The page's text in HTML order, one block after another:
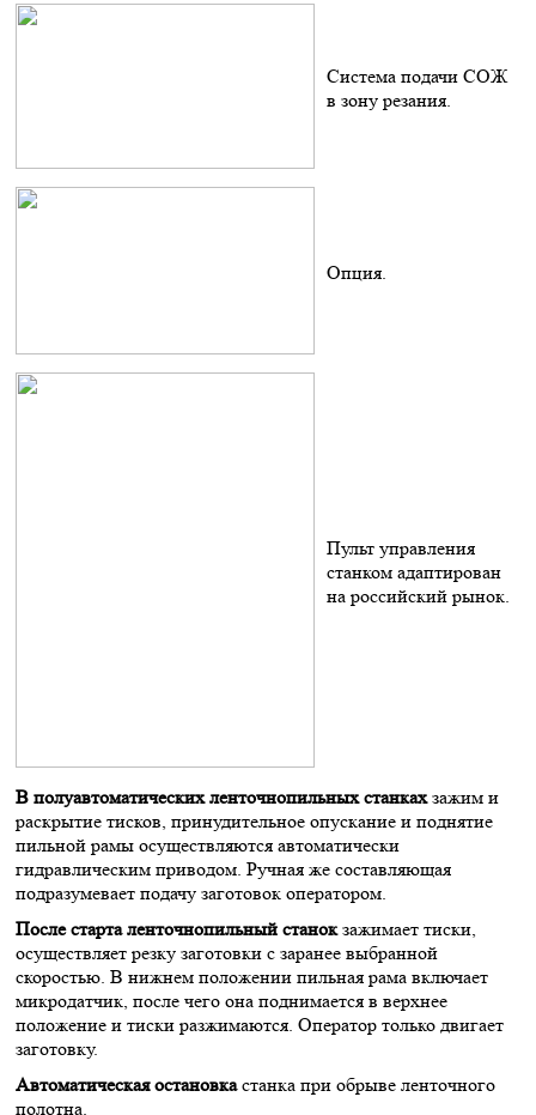
Система подачи СОЖ
в зону резания.
Опция.
Пульт управления
станком адаптирован
на российский рынок.
В полуавтоматических ленточнопильных станкахзажим и
раскрытие тисков, принудительное опускание и поднятие
пильной рамы осуществляются автоматически
гидравлическим приводом. Ручная же составляющая
подразумевает подачу заготовок оператором.
После старта ленточнопильный станокзажимает тиски,
осуществляет резку заготовки с заранее выбранной
скоростью. В нижнем положении пильная рама включает
микродатчик, после чего она поднимается в верхнее
положение и тиски разжимаются. Оператор только двигает
заготовку.
Автоматическая остановкастанка при обрыве ленточного
полотна.